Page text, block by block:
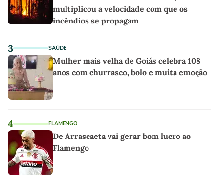
multiplicou a velocidade com que os
incêndios se propagam
3 SAÚDE
Mulher mais velha de Goiás celebra 108
anos com churrasco, bolo e muita emoção
4 FLAMENGO
De Arrascaeta vai gerar bom lucro ao
Flamengo